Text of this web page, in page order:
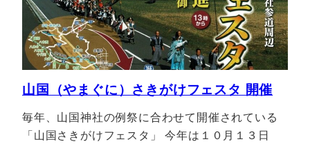
山国（やまぐに）さきがけフェスタ 開催
毎年、山国神社の例祭に合わせて開催されている
「山国さきがけフェスタ」 今年は１０月１３日